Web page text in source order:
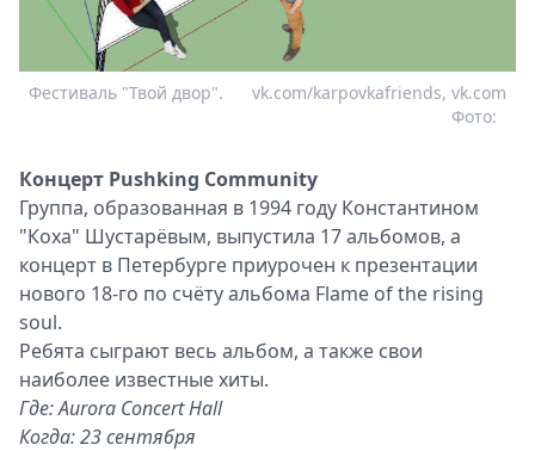
Фестиваль "Твой двор".
vk.com/karpovkafriends, vk.com
Фото:
Концерт Pushking Community
Группа, образованная в 1994 году Константином
"Коха" Шустарёвым, выпустила 17 альбомов, а
концерт в Петербурге приурочен к презентации
нового 18-го по счёту альбома Flame of the rising
soul.
Ребята сыграют весь альбом, а также свои
наиболее известные хиты.
Где: Aurora Concert Hall
Когда: 23 сентября